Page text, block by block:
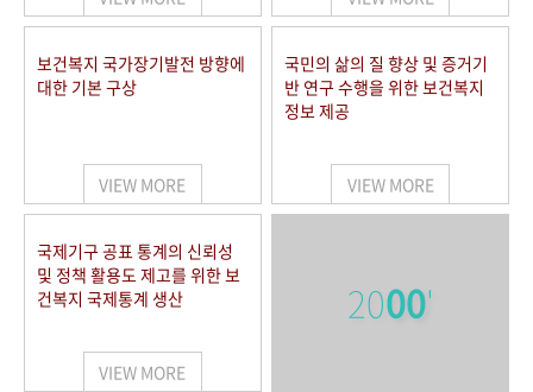
보건복지 국가장기발전 방향에
대한 기본 구상
VIEW MORE
국민의 삶의 질 향상 및 증거기
반 연구 수행을 위한 보건복지
정보 제공
VIEW MORE
국제기구 공표 통계의 신뢰성
및 정책 활용도 제고를 위한 보
건복지 국제통계 생산
VIEW MORE
2000'